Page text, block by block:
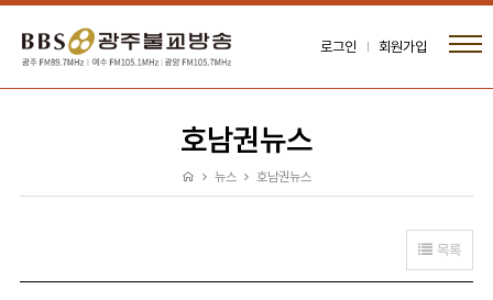
로그인 회원가입
호남권뉴스
뉴스 호남권뉴스
목록